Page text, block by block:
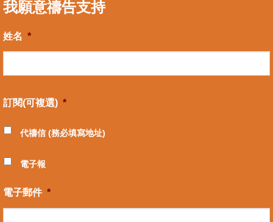
我願意禱告支持
姓名 *
訂閱(可複選) *
代禱信 (務必填寫地址)
電子報
電子郵件 *